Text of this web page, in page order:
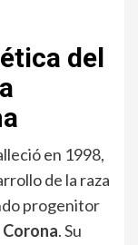
del
en 1998,
de la raza
progenitor
. Su